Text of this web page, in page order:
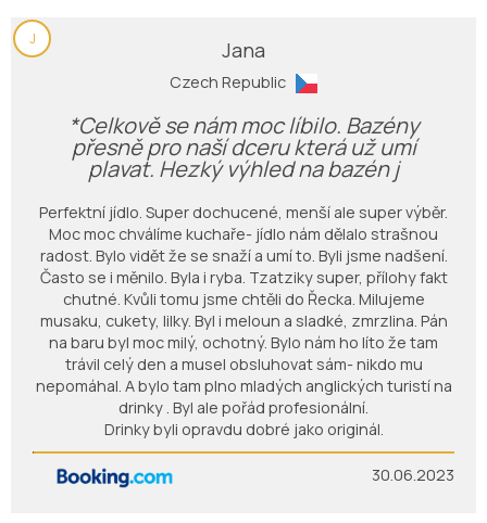
J Jana
Czech Republic
*Celkově se nám moc líbilo. Bazény
přesně pro naší dceru která už umí
plavat. Hezký výhled na bazén j
Perfektní jídlo. Super dochucené, menší ale super výběr.
Moc moc chválíme kuchaře- jídlo nám dělalo strašnou
radost. Bylo vidět že se snaží a umí to. Byli jsme nadšení.
Často se i měnilo. Byla i ryba. Tzatziky super, přílohy fakt
chutné. Kvůli tomu jsme chtěli do Řecka. Milujeme
musaku, cukety, lilky. Byl i meloun a sladké, zmrzlina. Pán
na baru byl moc milý, ochotný. Bylo nám ho líto že tam
trávil celý den a musel obsluhovat sám- nikdo mu
nepomáhal. A bylo tam plno mladých anglických turistí na
drinky . Byl ale pořád profesionální.
Drinky byli opravdu dobré jako originál.
30.06.2023